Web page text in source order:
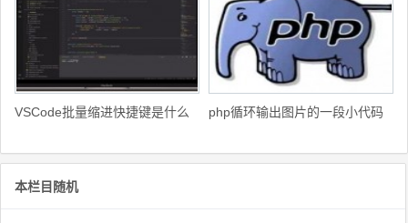
VSCode批量缩进快捷键是什么 php循环输出图片的一段小代码
本栏目随机